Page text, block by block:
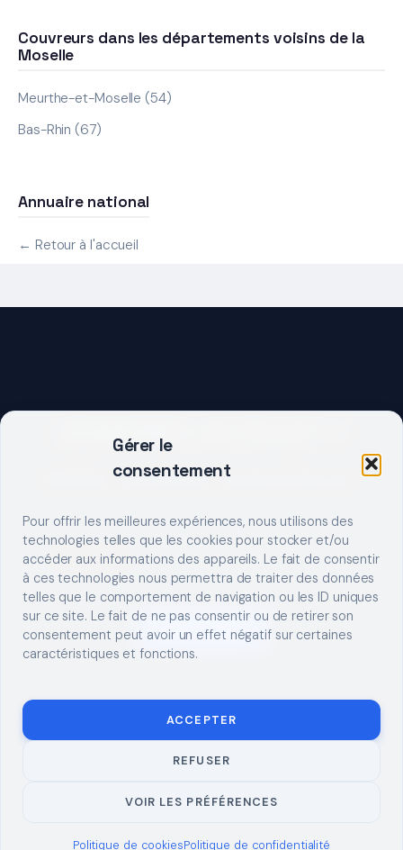
Gérer le
consentement
Pour offrir les meilleures expériences, nous utilisons des
technologies telles que les cookies pour stocker et/ou
accéder aux informations des appareils. Le fait de consentir
à ces technologies nous permettra de traiter des données
telles que le comportement de navigation ou les ID uniques
sur ce site. Le fait de ne pas consentir ou de retirer son
consentement peut avoir un effet négatif sur certaines
caractéristiques et fonctions.
ACCEPTER
REFUSER
VOIR LES PRÉFÉRENCES
Politique de cookiesPolitique de confidentialité
Couvreurs dans les départements voisins de la
Moselle
Meurthe-et-Moselle (54)
Bas-Rhin (67)
Annuaire national
← Retour à l'accueil
DEMARRER UN PROJET ?
Décrivez votre besoin, trouvez le bon pro.
S'INSCRIRE